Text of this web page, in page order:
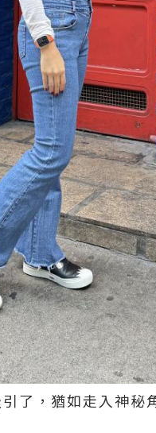
了，猶如走入神秘